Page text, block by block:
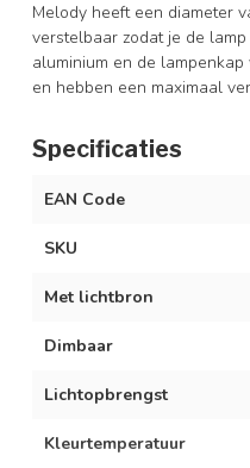
Melody heeft een diameter
verstelbaar zodat je de
aluminium en de
en hebben een maximaal
Specificaties
EAN Code
SKU
Met lichtbron
Dimbaar
Lichtopbrengst
Kleurtemperatuur